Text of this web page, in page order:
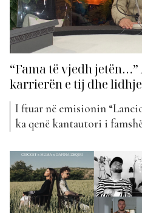
“Fama të vjedh
karrierën e tij dhe
I ftuar në emisionin
ka qenë kantautori i
muzikore për tregun
skenike ka qenë së
ai edhe e menaxhon. Ndër